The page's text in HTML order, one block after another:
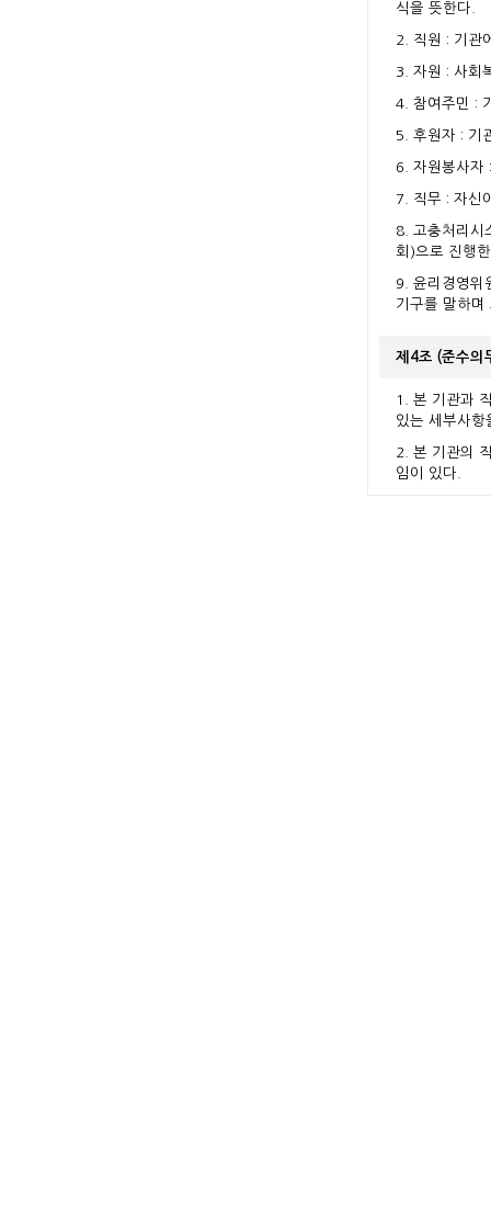
식을 뜻한다.
2. 직원 : 기관
3. 자원 : 사회
4. 참여주민 :
5. 후원자 : 기
6. 자원봉사자
7. 직무 : 자신
8. 고충처리시
회)으로 진행
9. 윤리경영위
기구를 말하며
제4조 (준수의
1. 본 기관과
있는 세부사항
2. 본 기관의
임이 있다.